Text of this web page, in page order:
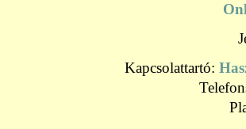
Kapcsolattartó: